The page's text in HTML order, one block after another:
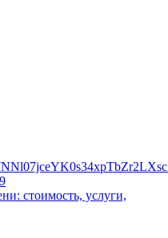
стоимость, услуги,